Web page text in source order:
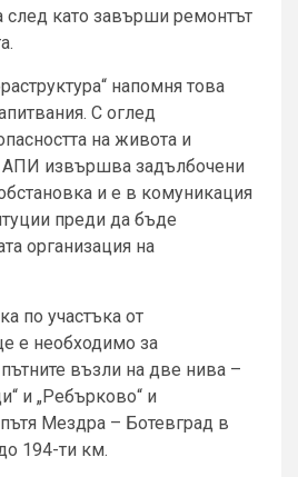
след като завърши ремонтът
напомня това
С оглед
на живота и
АПИ извършва задълбочени
и е в комуникация
преди да бъде
организация на
по участъка от
е необходимо за
възли на две нива –
и „Ребърково“ и
Мездра – Ботевград в
194-ти км.